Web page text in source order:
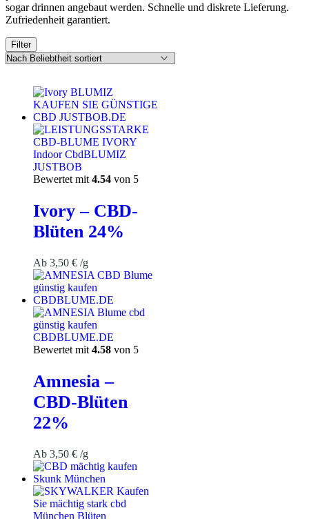
sogar drinnen angebaut werden. Schnelle und diskrete Lieferung.
Zufriedenheit garantiert.
Filter
Bewertet mit 4.54 von 5
Ivory – CBD-
Blüten 24%
Ab 3,50 € /g
Bewertet mit 4.58 von 5
Amnesia –
CBD-Blüten
22%
Ab 3,50 € /g